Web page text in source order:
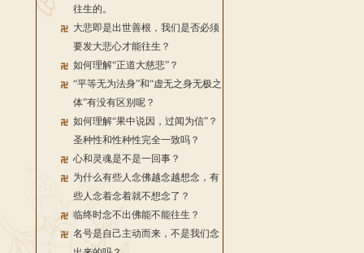
往生的。
大悲即是出世善根，我们是否必须
要发大悲心才能往生？
如何理解“正道大慈悲”？
“平等无为法身”和“虚无之身无极之
体”有没有区别呢？
如何理解“果中说因，过闻为信”？
圣种性和性种性完全一致吗？
心和灵魂是不是一回事？
为什么有些人念佛越念越想念，有
些人念着念着就不想念了？
临终时念不出佛能不能往生？
名号是自己主动而来，不是我们念